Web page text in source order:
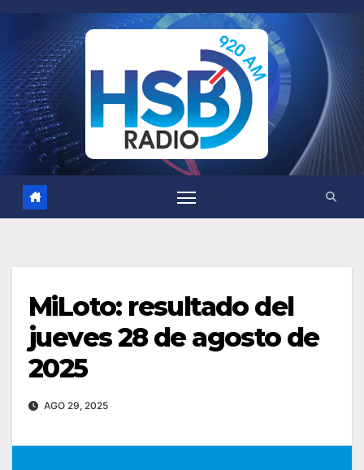
MiLoto: resultado del
jueves 28 de agosto de
2025
AGO 29, 2025